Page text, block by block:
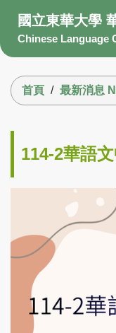
內
容
國立東華大學
Chinese Language
Scholarship
Information
Facility
首頁 最新消息
114-2華語